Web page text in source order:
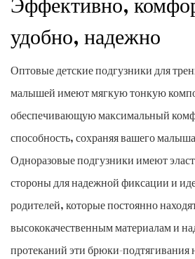
удобно, надежно
Оптовые детские подгузники для
малышей имеют мягкую тонкую
обеспечивающую максимальный
способность, сохраняя вашего
Одноразовые подгузники имеют
стороны для надежной фиксации и
родителей, которые постоянно
высококачественным материалам и
протеканий эти брюки-подтягивания